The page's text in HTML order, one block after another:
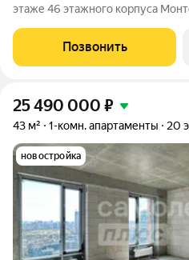
этаже 46 этажного корпуса
отделка,с видом на Бизнес-парк
бульвар, детский сад, школу,
Позвонить
25 490 000 ₽
43 м² 1-комн. апартаменты 20
новостройка